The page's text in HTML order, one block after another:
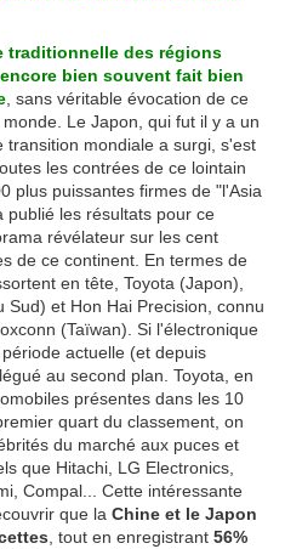
traditionnelle des régions
bien souvent fait bien
, sans véritable évocation de ce
Le Japon, qui fut il y a un
mondiale a surgi, s'est
les contrées de ce lointain
plus puissantes firmes de "l'Asia
publié les résultats pour ce
révélateur sur les cent
de ce continent. En termes de
en tête, Toyota (Japon),
et Hon Hai Precision, connu
(Taïwan). Si l'électronique
actuelle (et depuis
au second plan. Toyota, en
présentes dans les 10
quart du classement, on
du marché aux puces et
que Hitachi, LG Electronics,
Compal... Cette intéressante
que la Chine et le Japon
, tout en enregistrant 56%